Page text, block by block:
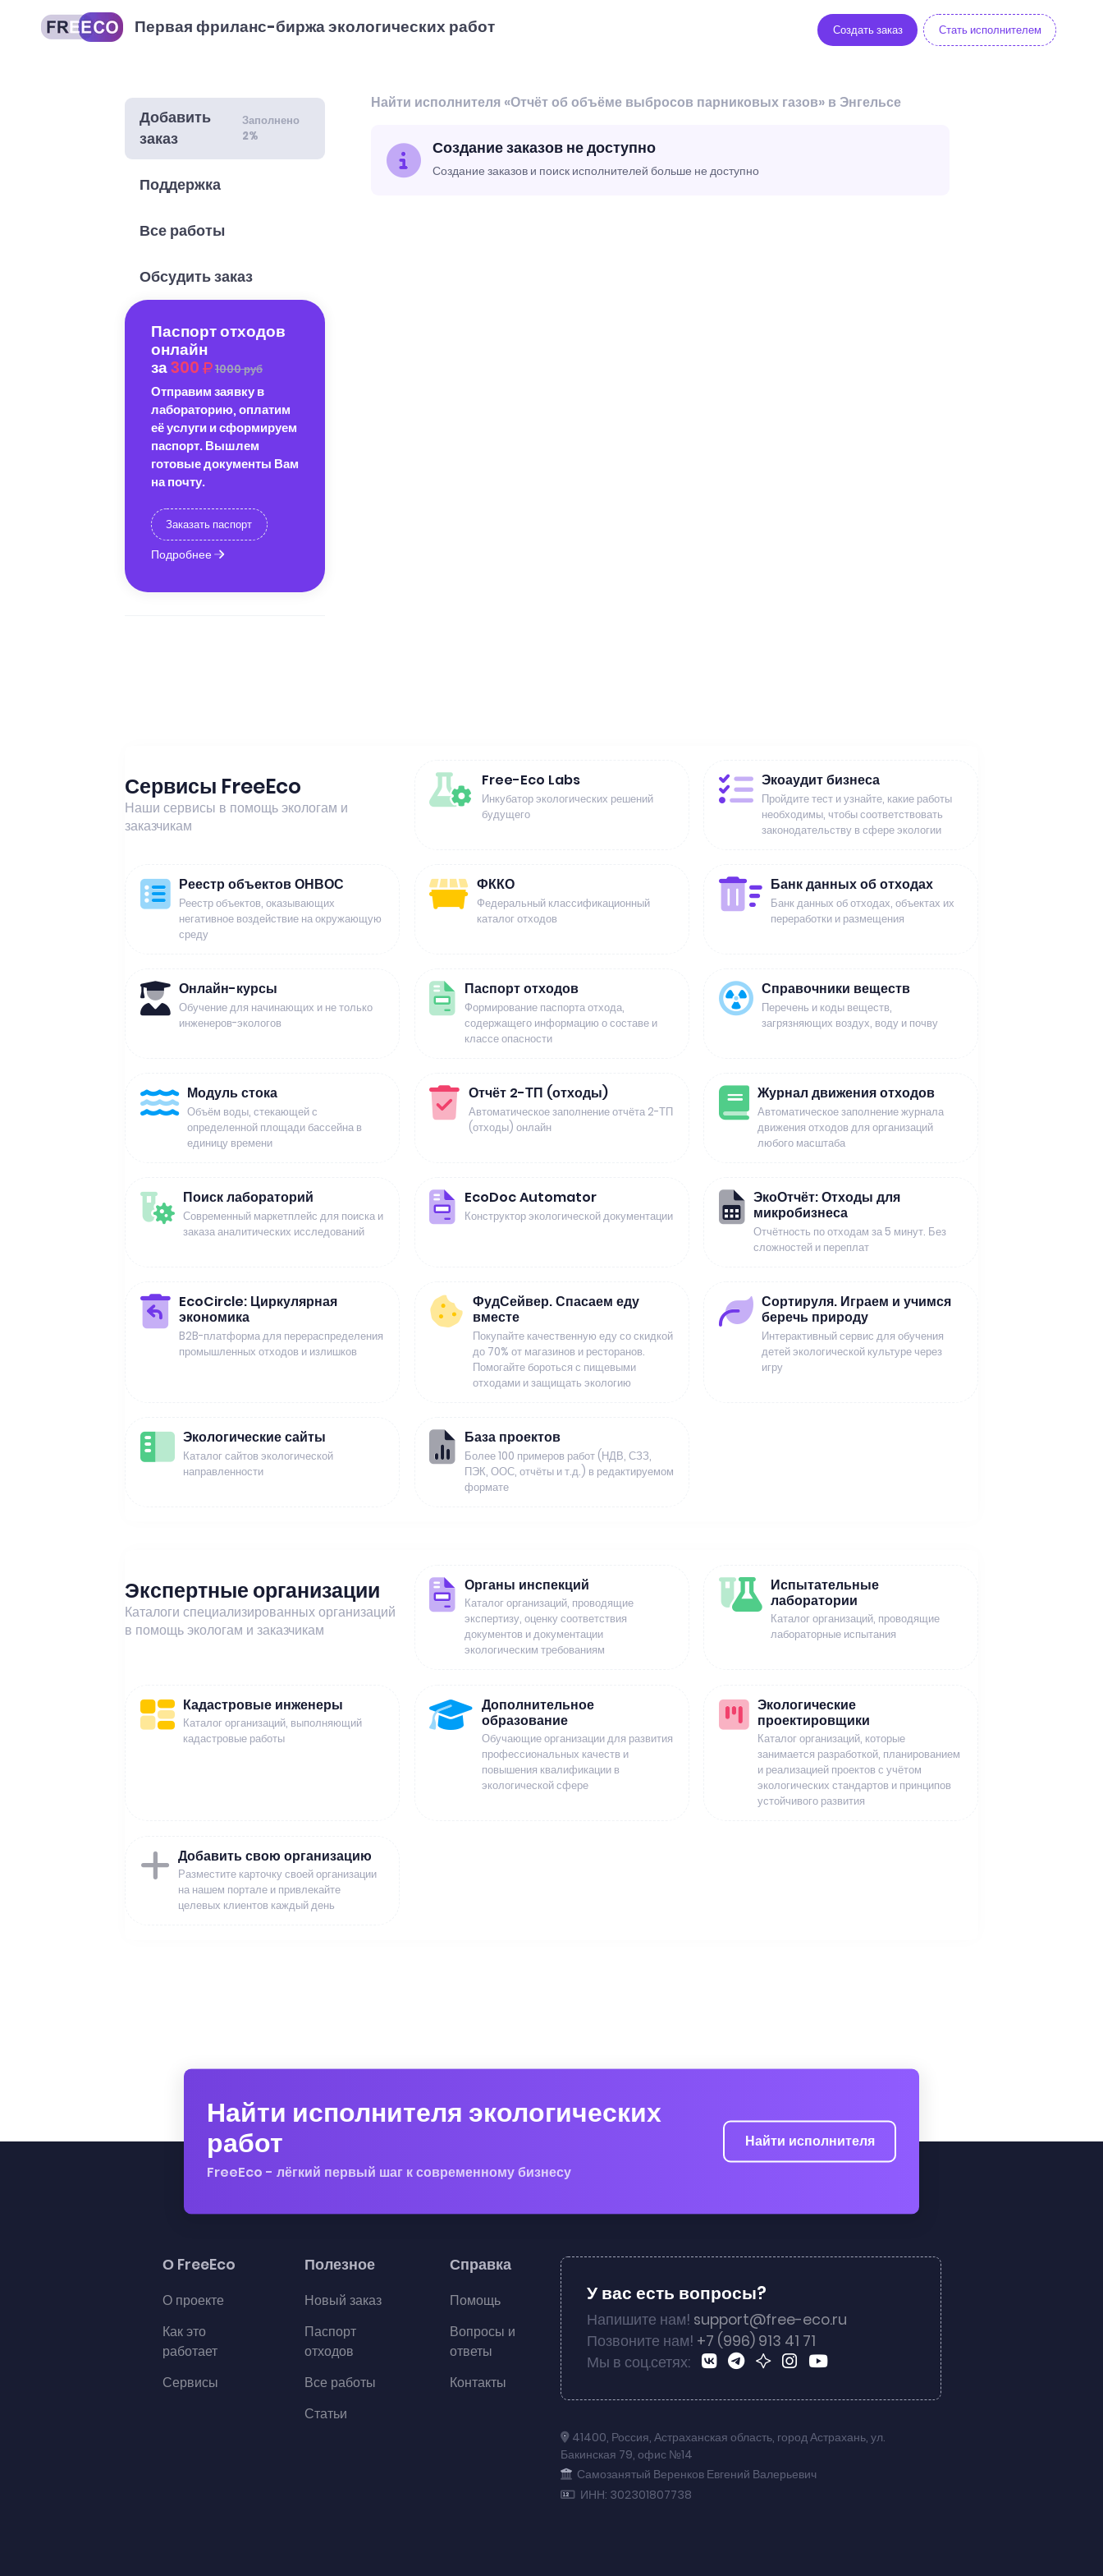
Первая фриланс-биржа экологических работ Создать заказ Стать исполнителем
Добавить
заказ
Заполнено
2%
Поддержка
Все работы
Обсудить заказ
Паспорт отходов
онлайн
за300 1000 руб
Отправим заявку в
лабораторию, оплатим
её услуги и сформируем
паспорт. Вышлем
готовые документы Вам
на почту.
Заказать паспорт
Подробнее
Найти исполнителя «Отчёт об объёме выбросов парниковых газов» в Энгельсе
Создание заказов не доступно
Создание заказов и поиск исполнителей больше не доступно
Сервисы FreeEco
Наши сервисы в помощь экологам и
заказчикам
Free-Eco Labs
Инкубатор экологических решений
будущего
Экоаудит бизнеса
Пройдите тест и узнайте, какие работы
необходимы, чтобы соответствовать
законодательству в сфере экологии
Реестр объектов ОНВОС
Реестр объектов, оказывающих
негативное воздействие на окружающую
среду
ФККО
Федеральный классификационный
каталог отходов
Банк данных об отходах
Банк данных об отходах, объектах их
переработки и размещения
Онлайн-курсы
Обучение для начинающих и не только
инженеров-экологов
Паспорт отходов
Формирование паспорта отхода,
содержащего информацию о составе и
классе опасности
Справочники веществ
Перечень и коды веществ,
загрязняющих воздух, воду и почву
Модуль стока
Объём воды, стекающей с
определенной площади бассейна в
единицу времени
Отчёт 2-ТП (отходы)
Автоматическое заполнение отчёта 2-ТП
(отходы) онлайн
Журнал движения отходов
Автоматическое заполнение журнала
движения отходов для организаций
любого масштаба
Поиск лабораторий
Современный маркетплейс для поиска и
заказа аналитических исследований
EcoDoc Automator
Конструктор экологической документации
ЭкоОтчёт: Отходы для
микробизнеса
Отчётность по отходам за 5 минут. Без
сложностей и переплат
EcoCircle: Циркулярная
экономика
B2B-платформа для перераспределения
промышленных отходов и излишков
ФудСейвер. Спасаем еду
вместе
Покупайте качественную еду со скидкой
до 70% от магазинов и ресторанов.
Помогайте бороться с пищевыми
отходами и защищать экологию
Сортируля. Играем и учимся
беречь природу
Интерактивный сервис для обучения
детей экологической культуре через
игру
Экологические сайты
Каталог сайтов экологической
направленности
База проектов
Более 100 примеров работ (НДВ, СЗЗ,
ПЭК, ООС, отчёты и т.д.) в редактируемом
формате
Экспертные организации
Каталоги специализированных организаций
в помощь экологам и заказчикам
Органы инспекций
Каталог организаций, проводящие
экспертизу, оценку соответствия
документов и документации
экологическим требованиям
Испытательные
лаборатории
Каталог организаций, проводящие
лабораторные испытания
Кадастровые инженеры
Каталог организаций, выполняющий
кадастровые работы
Дополнительное
образование
Обучающие организации для развития
профессиональных качеств и
повышения квалификации в
экологической сфере
Экологические
проектировщики
Каталог организаций, которые
занимается разработкой, планированием
и реализацией проектов с учётом
экологических стандартов и принципов
устойчивого развития
Добавить свою организацию
Разместите карточку своей организации
на нашем портале и привлекайте
целевых клиентов каждый день
Найти исполнителя экологических
работ
FreeEco - лёгкий первый шаг к современному бизнесу
Найти исполнителя
О FreeEco
О проекте
Как это
работает
Сервисы
Полезное
Новый заказ
Паспорт
отходов
Все работы
Статьи
Справка
Помощь
Вопросы и
ответы
Контакты
У вас есть вопросы?
Напишите нам! support@free-eco.ru
Позвоните нам! +7 (996) 913 41 71
Мы в соц.сетях:
41400, Россия, Астраханская область, город Астрахань, ул.
Бакинская 79, офис №14
Самозанятый Веренков Евгений Валерьевич
ИНН: 302301807738